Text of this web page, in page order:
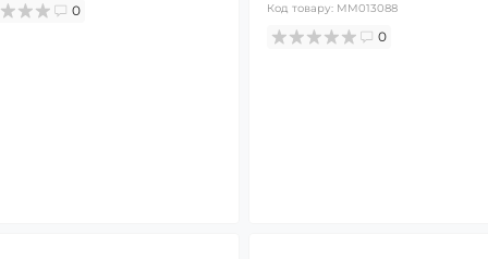
0 Код товару: MM013088
0